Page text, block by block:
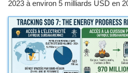
2023 à environ 5 milliards USD en